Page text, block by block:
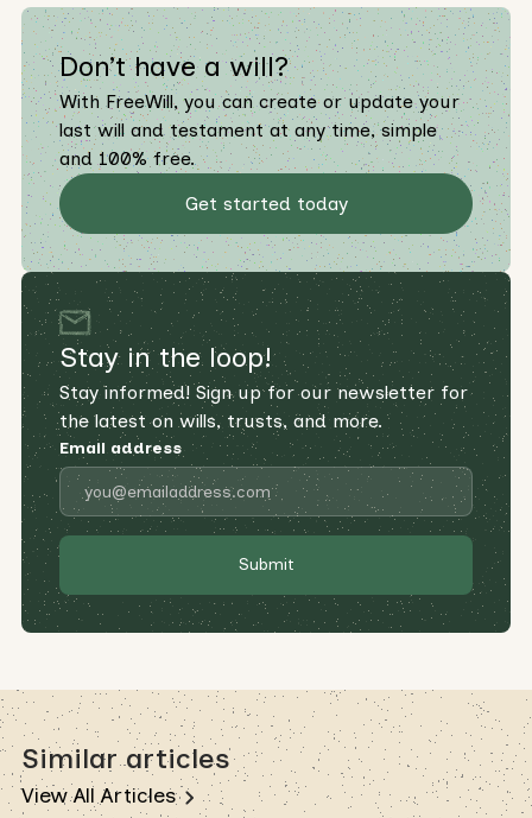
Don’t have a will?
With FreeWill, you can create or update your
last will and testament at any time, simple
and 100% free.
Get started today
Stay in the loop!
Stay informed! Sign up for our newsletter for
the latest on wills, trusts, and more.
Email address
Similar articles
View All Articles